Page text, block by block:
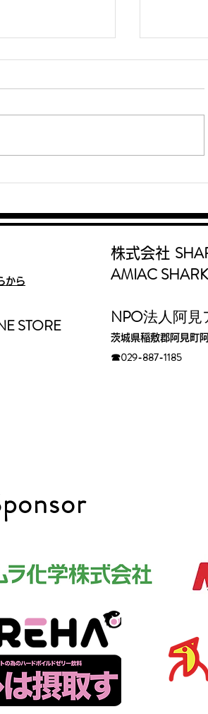
2026
東京都
から
STORE
株式会社
AMIAC
​NPO法人阿
茨城県稲敷郡阿見町
☎029-887-1185​